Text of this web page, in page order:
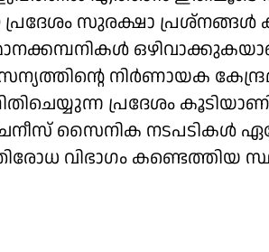
സുരക്ഷാ പ്രശ്‌നങ്ങള്‍
നിര്‍ണായക
പ്രദേശം
സൈനിക നടപടികള്‍
വിഭാഗം കണ്ടെത്തിയ